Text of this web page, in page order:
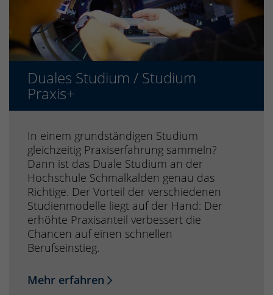
Duales Studium / Studium
Praxis+
In einem grundständigen Studium
gleichzeitig Praxiserfahrung sammeln?
Dann ist das Duale Studium an der
Hochschule Schmalkalden genau das
Richtige. Der Vorteil der verschiedenen
Studienmodelle liegt auf der Hand: Der
erhöhte Praxisanteil verbessert die
Chancen auf einen schnellen
Berufseinstieg.
Mehr erfahren